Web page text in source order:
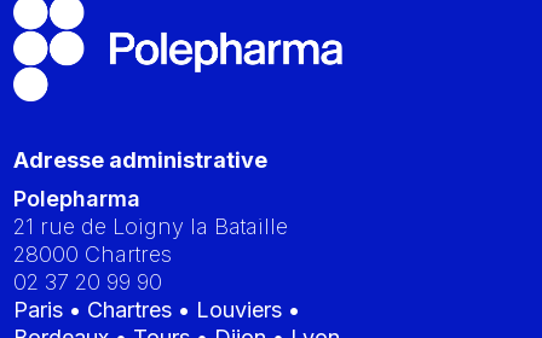
Adresse administrative
Polepharma
21 rue de Loigny la Bataille
28000 Chartres
02 37 20 99 90
Paris • Chartres • Louviers •